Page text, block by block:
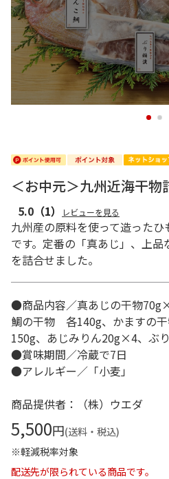
1 2
＜お中元＞九州近海干物
5.0 （1） レビューを見る
九州産の原料を使って造った
です。定番の「真あじ」、上
を詰合せました。
●商品内容／真あじの干物
鯛の干物 各140g、かますの
150g、あじみりん20g×4、ぶ
●賞味期間／冷蔵で7日
●アレルギー／「小麦」
商品提供者：（株）ウエダ
5,500円(送料・税込)
※軽減税率対象
配送先が限られている商品です。